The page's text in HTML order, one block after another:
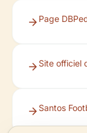
Page
Site officiel
Santos